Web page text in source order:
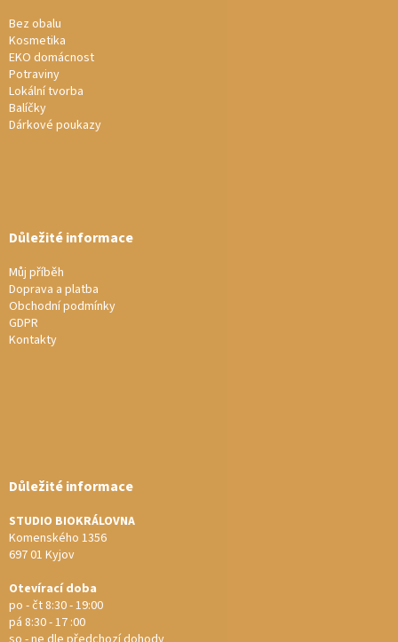
Bez obalu
Kosmetika
EKO domácnost
Potraviny
Lokální tvorba
Balíčky
Dárkové poukazy
Důležité informace
Můj příběh
Doprava a platba
Obchodní podmínky
GDPR
Kontakty
Důležité informace
STUDIO BIOKRÁLOVNA
Komenského 1356
697 01 Kyjov
Otevírací doba
po - čt 8:30 - 19:00
pá 8:30 - 17 :00